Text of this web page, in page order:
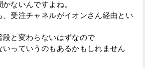
ないんですよね。
、受注チャネルがイオンさん経由とい
段と変わらないはずなので
いっていうのもあるかもしれません